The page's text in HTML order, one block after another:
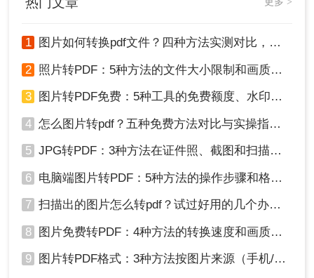
能的用户。
优点：操作简单，无需额外安装。支持基础转
换和分页设置。
缺点：
功能有限，无法调整复杂格式。部分系
统需手动分页。
Windows系统（使用“打印到PDF”功能）：
1、右键点击图片→选择“打印”。
1 图片如何转换pdf文件？四种方法实测对比，附各场景最优选！
2 照片转PDF：5种方法的文件大小限制和画质保留实测！
3 图片转PDF免费：5种工具的免费额度、水印和文件限制对比！
4 怎么图片转pdf？五种免费方法对比与实操指南（附详细表格）！
5 JPG转PDF：3种方法在证件照、截图和扫描件上的转换精度差异！
6 电脑端图片转PDF：5种方法的操作步骤和格式保留对比！
7 扫描出的图片怎么转pdf？试过好用的几个办法！
8 图片免费转PDF：4种方法的转换速度和画质损失对比！
9 图片转PDF格式：3种方法按图片来源（手机/相机/截图）选！